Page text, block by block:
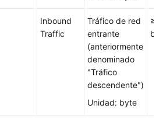
Inbound
Traffic
Tráfico de red
entrante
(anteriormente
denominado
"Tráfico
descendente")
Unidad: byte
≥ 0